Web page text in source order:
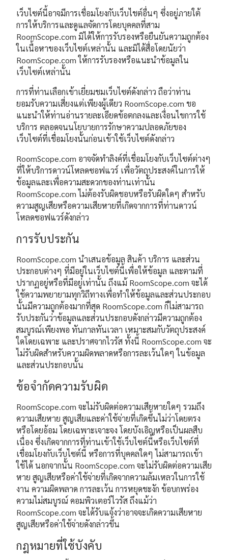
เว็บไซต์นี้อาจมีการเชื่อมโยงกับเว็บไชต์อื่นๆ ซึ่งอยู่ภายใต้
การให้บริการและดูแลจัดการโดยบุคคลที่สาม
RoomScope.com มิได้ให้การรับรองหรือยืนยันความถูกต้อง
ในเนื้อหาของเว็บไซต์เหล่านั้น และมิได้สื่อโดยนัยว่า
RoomScope.com ให้การรับรองหรือแนะนำข้อมูลใน
เว็บไซต์เหล่านั้น
การที่ท่านเลือกเข้าเยี่ยมชมเว็บไซต์ดังกล่าว ถือว่าท่าน
ยอมรับความเสี่ยงแต่เพียงผู้เดียว RoomScope.com ขอ
แนะนำให้ท่านอ่านรายละเอียดข้อตกลงและเงื่อนไขการใช้
บริการ ตลอดจนนโยบายการรักษาความปลอดภัยของ
เว็บไซต์ที่เชื่อมโยงนั้นก่อนเข้าใช้เว็บไซต์ดังกล่าว
RoomScope.com อาจจัดทำลิงค์ที่เชื่อมโยงกับเว็บไซต์ต่างๆ
ที่ให้บริการดาวน์โหลดซอฟแวร์ เพื่อวัตถุประสงค์ในการให้
ข้อมูลและเพื่อความสะดวกของท่านเท่านั้น
RoomScope.com ไม่ต้องรับผิดชอบหรือรับผิดใดๆ สำหรับ
ความสูญเสียหรือความเสียหายที่เกิดจากการที่ท่านดาวน์
โหลดซอฟแวร์ดังกล่าว
การรับประกัน
RoomScope.com นำเสนอข้อมูล สินค้า บริการ และส่วน
ประกอบต่างๆ ที่มีอยู่ในเว็บไซต์นี้เพื่อให้ข้อมูล และตามที่
ปรากฏอยู่หรือที่มีอยู่เท่านั้น ถึงแม้ RoomScope.com จะได้
ใช้ความพยายามทุกวิถีทางเพื่อทำให้ข้อมูลและส่วนประกอบ
นั้นมีความถูกต้องมากที่สุด RoomScope.com ก็ไม่สามารถ
รับประกันว่าข้อมูลและส่วนประกอบดังกล่าวมีความถูกต้อง
สมบูรณ์เพียงพอ ทันกาลทันเวลา เหมาะสมกับวัตถุประสงค์
ใดโดยเฉพาะ และปราศจากไวรัส ทั้งนี้ RoomScope.com จะ
ไม่รับผิดสำหรับความผิดพลาดหรือการละเว้นใดๆ ในข้อมูล
และส่วนประกอบนั้น
ข้อจำกัดความรับผิด
RoomScope.com จะไม่รับผิดต่อความเสียหายใดๆ รวมถึง
ความเสียหาย สูญเสียและค่าใช้จ่ายที่เกิดขึ้นไม่ว่าโดยตรง
หรือโดยอ้อม โดยเฉพาะเจาะจง โดยบังเอิญหรือเป็นผลสืบ
เนื่อง ซึ่งเกิดจากการที่ท่านเข้าใช้เว็บไซต์นี้หรือเว็บไซต์ที่
เชื่อมโยงกับเว็บไซต์นี้ หรือการที่บุคคลใดๆ ไม่สามารถเข้า
ใช้ได้ นอกจากนั้น RoomScope.com จะไม่รับผิดต่อความเสีย
หาย สูญเสียหรือค่าใช้จ่ายที่เกิดจากความล้มเหลวในการใช้
งาน ความผิดพลาด การละเว้น การหยุดชะงัก ข้อบกพร่อง
ความไม่สมบูรณ์ คอมพิวเตอร์ไวรัส ถึงแม้ว่า
RoomScope.com จะได้รับแจ้งว่าอาจจะเกิดความเสียหาย
สูญเสียหรือค่าใช้จ่ายดังกล่าวขึ้น
กฎหมายที่ใช้บังคับ